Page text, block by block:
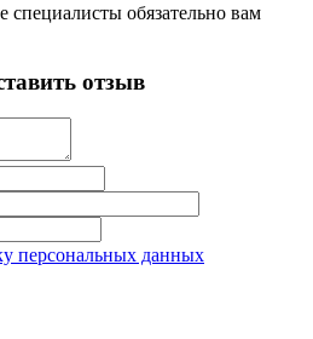
обязательно вам
отзыв
персональных данных